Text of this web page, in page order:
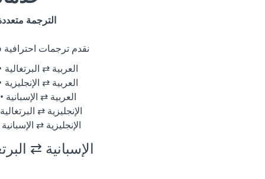
الترجمة
نقدم ترجمات احترافية
العربية ⇄ البرتغالية
العربية ⇄ الإنجليزية
العربية ⇄ الإسبانية
الإنجليزية ⇄ البرتغالية
الإنجليزية ⇄ الإسبانية
الإسبانية ⇄